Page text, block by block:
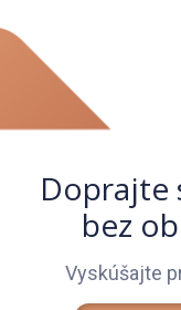
Doprajte
bez
Vyskúšajte